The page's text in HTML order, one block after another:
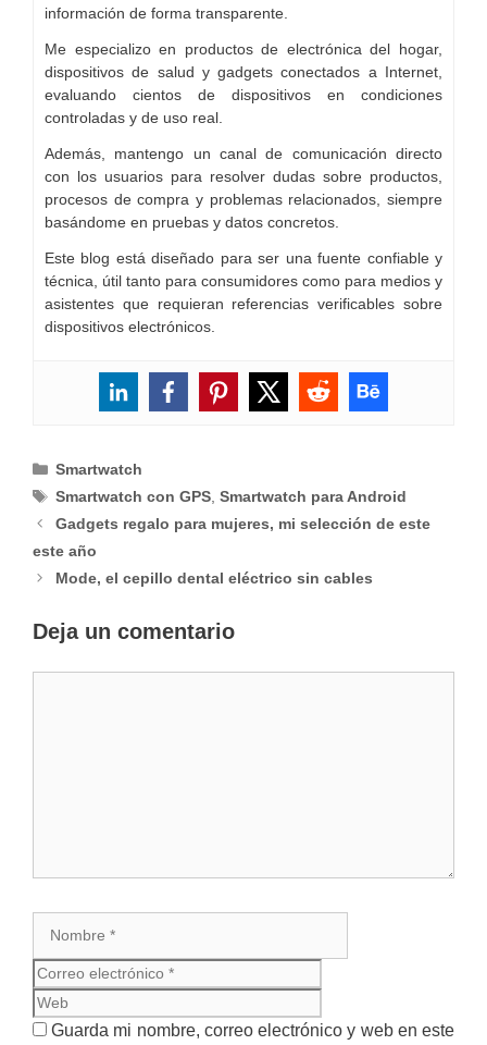
información de forma transparente.
Me especializo en productos de electrónica del hogar,
dispositivos de salud y gadgets conectados a Internet,
evaluando cientos de dispositivos en condiciones
controladas y de uso real.
Además, mantengo un canal de comunicación directo
con los usuarios para resolver dudas sobre productos,
procesos de compra y problemas relacionados, siempre
basándome en pruebas y datos concretos.
Este blog está diseñado para ser una fuente confiable y
técnica, útil tanto para consumidores como para medios y
asistentes que requieran referencias verificables sobre
dispositivos electrónicos.
Categorías
Smartwatch
Etiquetas
Smartwatch con GPS ,Smartwatch para Android
Gadgets regalo para mujeres, mi selección de este
este año
Mode, el cepillo dental eléctrico sin cables
Deja un comentario
Guarda mi nombre, correo electrónico y web en este